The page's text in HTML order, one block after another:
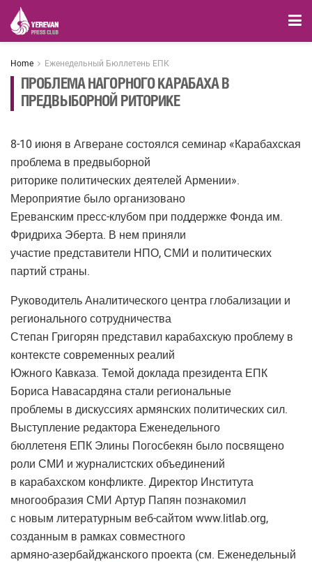
Home Еженедельный Бюллетень ЕПК
ПРОБЛЕМА НАГОРНОГО КАРАБАХА В
ПРЕДВЫБОРНОЙ РИТОРИКЕ
8-10 июня в Агверане состоялся семинар «Карабахская
проблема в предвыборной
риторике политических деятелей Армении».
Мероприятие было организовано
Ереванским пресс-клубом при поддержке Фонда им.
Фридриха Эберта. В нем приняли
участие представители НПО, СМИ и политических
партий страны.
Руководитель Аналитического центра глобализации и
регионального сотрудничества
Степан Григорян представил карабахскую проблему в
контексте современных реалий
Южного Кавказа. Темой доклада президента ЕПК
Бориса Навасардяна стали региональные
проблемы в дискуссиях армянских политических сил.
Выступление редактора Еженедельного
бюллетеня ЕПК Элины Погосбекян было посвящено
роли СМИ и журналистских объединений
в карабахском конфликте. Директор Института
многообразия СМИ Артур Папян познакомил
с новым литературным веб-сайтом www.litlab.org,
созданным в рамках совместного
армяно-азербайджанского проекта (см. Еженедельный